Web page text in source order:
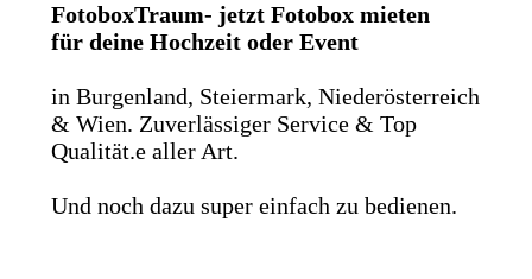
FotoboxTraum- jetzt Fotobox mieten
für deine Hochzeit oder Event
in Burgenland, Steiermark, Niederösterreich
& Wien. Zuverlässiger Service & Top
Qualität.e aller Art.
Und noch dazu super einfach zu bedienen.